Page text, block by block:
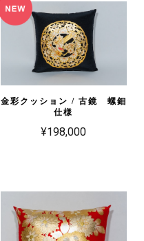
金彩クッション / 古鏡 螺鈿
仕様
¥198,000